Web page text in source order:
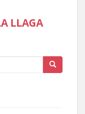
LLAGA